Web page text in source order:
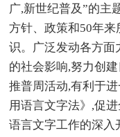
广,新世纪普及”的主
方针、政策和50年
识。广泛发动各方面
的社会影响,努力创
推普周活动,有利于
用语言文字法》,促
语言文字工作的深入